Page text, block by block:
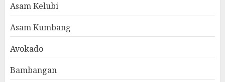
Asam Kelubi
Asam Kumbang
Avokado
Bambangan